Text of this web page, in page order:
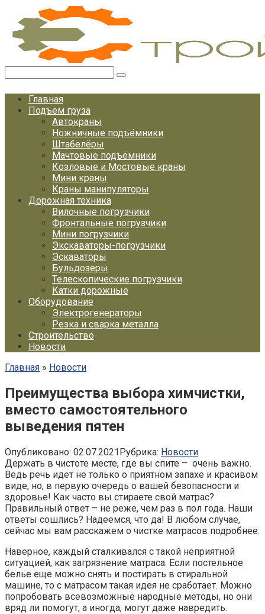
Перейти
контенту
Главная
Подъем груза
Автокраны
Ножничные подъёмники
Штабелёры
Мачтовые подъёмники
Козловые и Мостовые краны
Мини краны
Краны манипуляторы
Дорожная техника
Вилочные погрузчики
Фронтальные погрузчики
Мини погрузчики
Экскаваторы-погрузчики
Эскаваторы
Бульдозеры
Телескопические погрузчики
Катки дорожные
Оборудование
Электрогенераторы
Резка и сварка металла
Строительство
Новости
Главная » Новости
Преимущества выбора химчистки,
вместо самостоятельного
выведения пятен
Опубликовано: 02.07.2021Рубрика: Новости
Держать в чистоте месте, где вы спите – очень важно.
Ведь речь идет не только о приятном запахе и красивом
виде, но, в первую очередь о вашей безопасности и
здоровье! Как часто вы стираете свой матрас?
Правильный ответ – не реже, чем раз в пол года. Наши
ответы сошлись? Надеемся, что да! В любом случае,
сейчас мы вам расскажем о чистке матрасов подробнее.
Наверное, каждый сталкивался с такой неприятной
ситуацией, как загрязнение матраса. Если постельное
белье еще можно снять и постирать в стиральной
машине, то с матрасом такая идея не сработает. Можно
попробовать всевозможные народные методы, но они
вряд ли помогут, а иногда, могут даже навредить.